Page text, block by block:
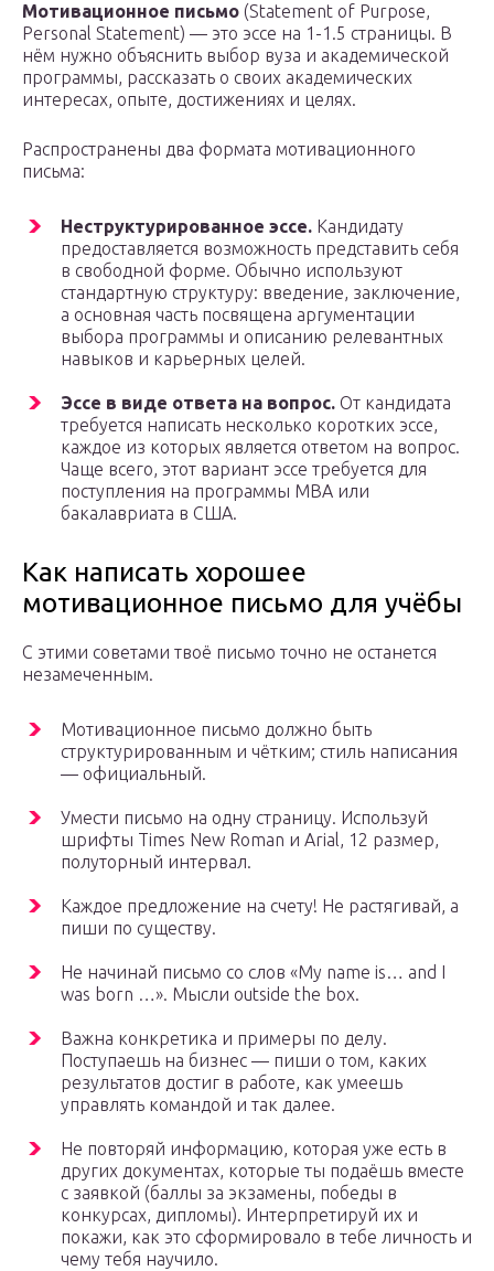
Мотивационное письмо (Statement of Purpose,
Personal Statement) — это эссе на 1-1.5 страницы. В
нём нужно объяснить выбор вуза и академической
программы, рассказать о своих академических
интересах, опыте, достижениях и целях.
Распространены два формата мотивационного
письма:
Неструктурированное эссе. Кандидату
предоставляется возможность представить себя
в свободной форме. Обычно используют
стандартную структуру: введение, заключение,
а основная часть посвящена аргументации
выбора программы и описанию релевантных
навыков и карьерных целей.
Эссе в виде ответа на вопрос. От кандидата
требуется написать несколько коротких эссе,
каждое из которых является ответом на вопрос.
Чаще всего, этот вариант эссе требуется для
поступления на программы MBA или
бакалавриата в США.
Как написать хорошее
мотивационное письмо для учёбы
С этими советами твоё письмо точно не останется
незамеченным.
Мотивационное письмо должно быть
структурированным и чётким; стиль написания
— официальный.
Умести письмо на одну страницу. Используй
шрифты Times New Roman и Arial, 12 размер,
полуторный интервал.
Каждое предложение на счету! Не растягивай, а
пиши по существу.
Не начинай письмо со слов «My name is… and I
was born …». Мысли outside the box.
Важна конкретика и примеры по делу.
Поступаешь на бизнес — пиши о том, каких
результатов достиг в работе, как умеешь
управлять командой и так далее.
Не повторяй информацию, которая уже есть в
других документах, которые ты подаёшь вместе
с заявкой (баллы за экзамены, победы в
конкурсах, дипломы). Интерпретируй их и
покажи, как это сформировало в тебе личность и
чему тебя научило.